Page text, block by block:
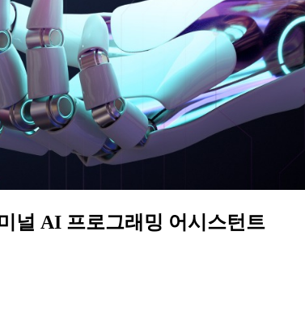
널 AI 프로그래밍 어시스턴트